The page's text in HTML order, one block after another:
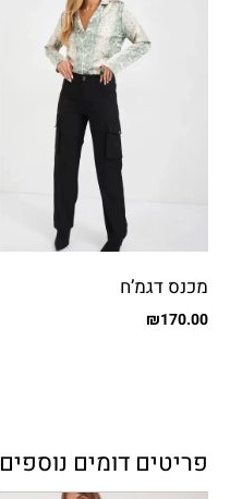
מכנס דגמ’ח
₪170.00
פריטים דומים נוספים